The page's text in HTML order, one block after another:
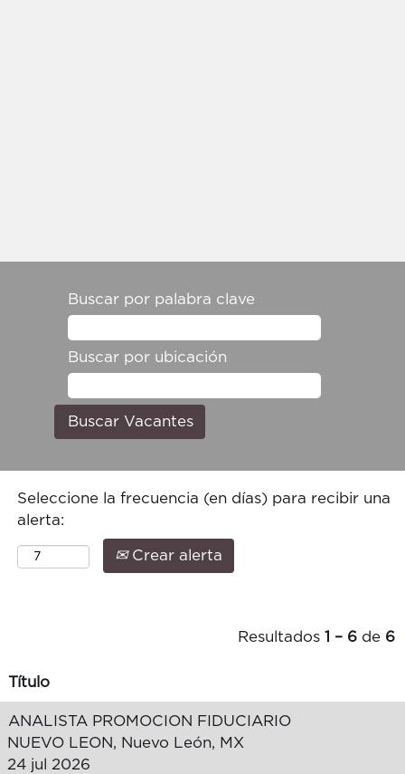
Buscar por palabra clave
Buscar por ubicación
Seleccione la frecuencia (en días) para recibir una
alerta:
Crear alerta
Resultados 1 – 6 de 6
Título
ANALISTA PROMOCION FIDUCIARIO
NUEVO LEON, Nuevo León, MX
24 jul 2026